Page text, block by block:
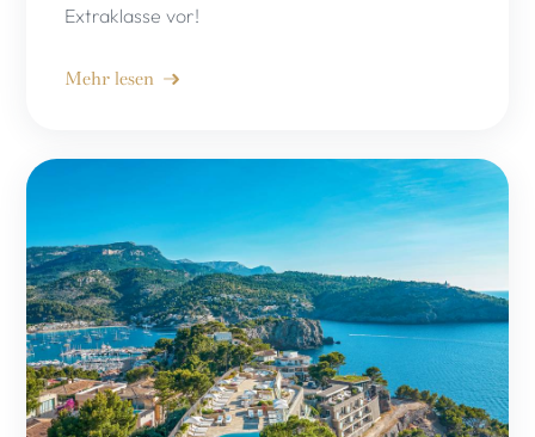
Extraklasse vor!
Mehr lesen